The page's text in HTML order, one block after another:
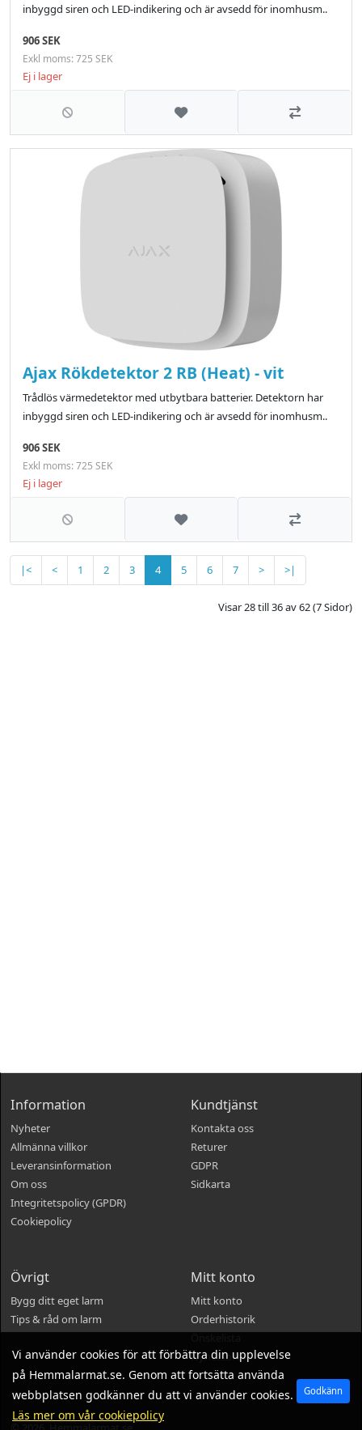
Vi använder cookies för att förbättra din upplevelse
på Hemmalarmat.se. Genom att fortsätta använda
webbplatsen godkänner du att vi använder cookies.
Läs mer om vår cookiepolicy
Godkänn
inbyggd siren och LED-indikering och är avsedd för inomhusm..
906 SEK
Exkl moms: 725 SEK
Ej i lager
Lägg till i önskelistanJämför
Ajax Rökdetektor 2 RB (Heat) - vit
Trådlös värmedetektor med utbytbara batterier. Detektorn har
inbyggd siren och LED-indikering och är avsedd för inomhusm..
906 SEK
Exkl moms: 725 SEK
Ej i lager
Lägg till i önskelistanJämför
|< < 1 2 3 4 5 6 7 > >|
Visar 28 till 36 av 62 (7 Sidor)
Information
Nyheter
Allmänna villkor
Leveransinformation
Om oss
Integritetspolicy (GPDR)
Cookiepolicy
Kundtjänst
Kontakta oss
Returer
GDPR
Sidkarta
Övrigt
Bygg ditt eget larm
Tips & råd om larm
Mitt konto
Mitt konto
Orderhistorik
Nyhetsbrev